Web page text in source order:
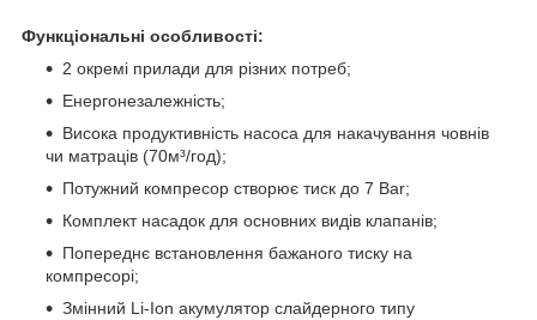
Функціональні особливості:
2 окремі прилади для різних потреб;
Енергонезалежність;
Висока продуктивність насоса для накачування човнів
чи матраців (70м³/год);
Потужний компресор створює тиск до 7 Bar;
Комплект насадок для основних видів клапанів;
Попереднє встановлення бажаного тиску на
компресорі;
Змінний Li-Ion акумулятор слайдерного типу